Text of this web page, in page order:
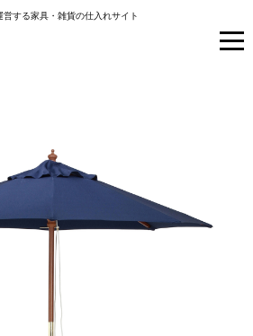
する家具・雑貨の仕入れサイト